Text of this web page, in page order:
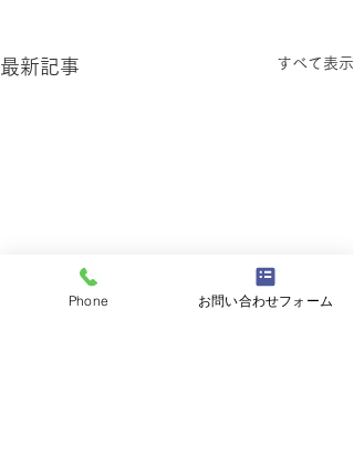
最新記事 すべて表示
Phone お問い合わせフォーム